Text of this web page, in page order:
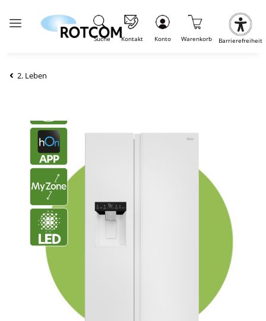
Suche Kontakt Konto Warenkorb Barrierefreiheit
2. Leben